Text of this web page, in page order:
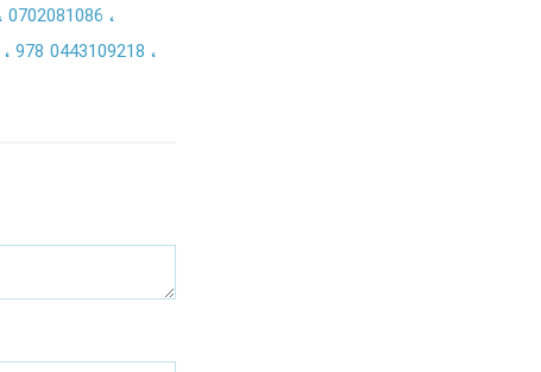
0702081086
978 0443109218